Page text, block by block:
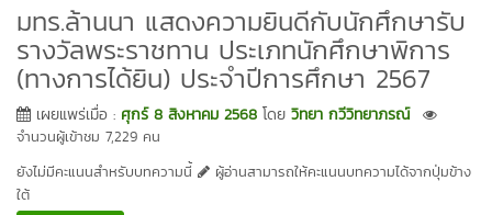
มทร.ล้านนา แสดงความยินดีกับนักศึกษารับ
รางวัลพระราชทาน ประเภทนักศึกษาพิการ
(ทางการได้ยิน) ประจำปีการศึกษา 2567
เผยแพร่เมื่อ : ศุกร์ 8 สิงหาคม 2568 โดย วิทยา กวีวิทยาภรณ์
จำนวนผู้เข้าชม 7,229 คน
ยังไม่มีคะแนนสำหรับบทความนี้
ผู้อ่านสามารถให้คะแนนบทความได้จากปุ่มข้าง
ใต้